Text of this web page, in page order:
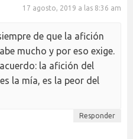
17 agosto, 2019 a las 8:36 am
de que la afición
mucho y por eso exige.
la afición del
la mía, es la peor del
Responder